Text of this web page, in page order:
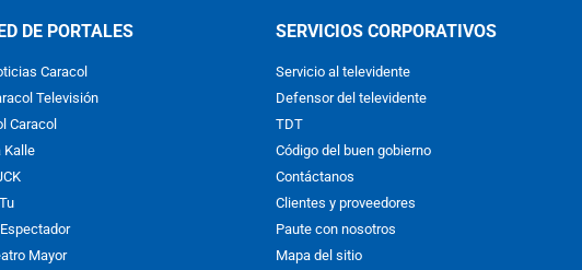
DE PORTALES
Caracol
Televisión
Caracol
Kalle
Mayor
SERVICIOS CORPORATIVOS
Servicio al televidente
Defensor del televidente
TDT
Código del buen gobierno
Contáctanos
Clientes y proveedores
Paute con nosotros
Mapa del sitio